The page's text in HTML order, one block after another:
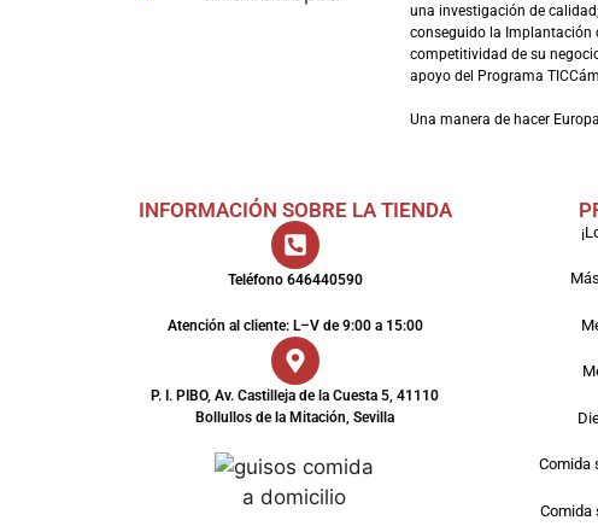
una investigación de
conseguido la Implantación
competitividad de su
apoyo del Programa
Una manera de hacer Europa
INFORMACIÓN SOBRE LA TIENDA
Teléfono 646440590
Atención al cliente: L–V de 9:00 a 15:00
P. I. PIBO, Av. Castilleja de la Cuesta 5, 41110
Bollullos de la Mitación, Sevilla
Comida
Comida